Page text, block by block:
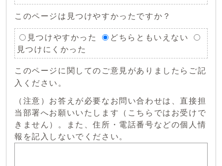
このページは見つけやすかったですか？
見つけやすかった
どちらともいえない
見つけにくかった
このページに関してのご意見がありましたらご記
入ください。
（注意）お答えが必要なお問い合わせは、直接担
当部署へお願いいたします（こちらではお受けで
きません）。また、住所・電話番号などの個人情
報を記入しないでください。